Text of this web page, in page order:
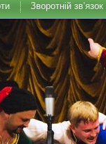
Зворотній зв’язок